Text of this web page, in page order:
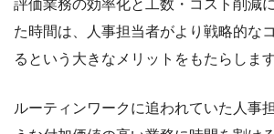
評価業務の効率化と工数・コスト削減
た時間は、人事担当者がより戦略的な
るという大きなメリットをもたらします
ルーティンワークに追われていた人事